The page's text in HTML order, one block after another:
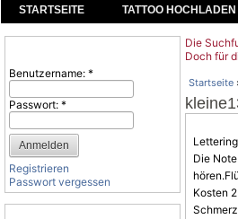
STARTSEITE TATTOO HOCHLADEN
Benutzername: *
Passwort: *
Registrieren
Passwort vergessen
Die
Doch für
Startseite
Die
hören.
Kosten